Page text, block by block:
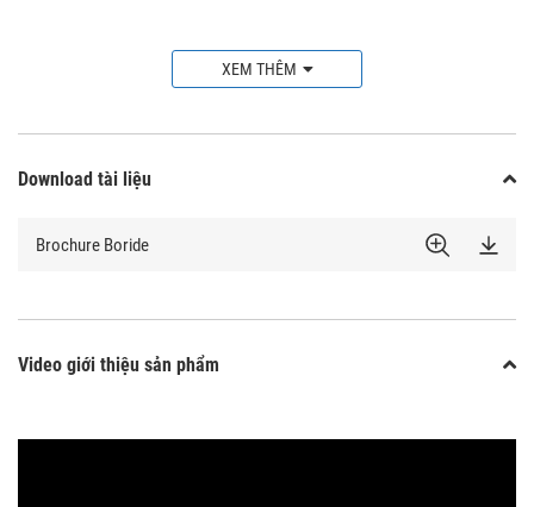
XEM THÊM
Download tài liệu
Brochure Boride
Video giới thiệu sản phẩm